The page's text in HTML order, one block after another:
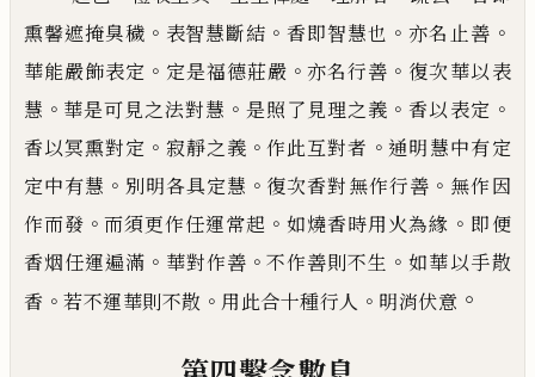
熏馨遮掩臭穢 。 表智慧斷結 。 香即智慧也 。 亦名止善 。
華能嚴飾表定 。 定是福德莊嚴 。 亦名行善 。 復次華以表
慧 。 華是可見之法對慧 。 是照了見理之義 。 香以表定 。
香以冥熏對定 。 寂靜之義 。 作此互對者 。 通明慧中有定
定中有慧 。 別明各具定慧 。 復次香對無作行善 。 無作因
作而發 。 而須更作任運常起 。 如燒香時用火為緣 。 即便
香烟任運遍滿 。 華對作善 。 不作善則不生 。 如華以手散
香 。 若不運華則不散 。 用此合十種行人 。 明消伏意 。